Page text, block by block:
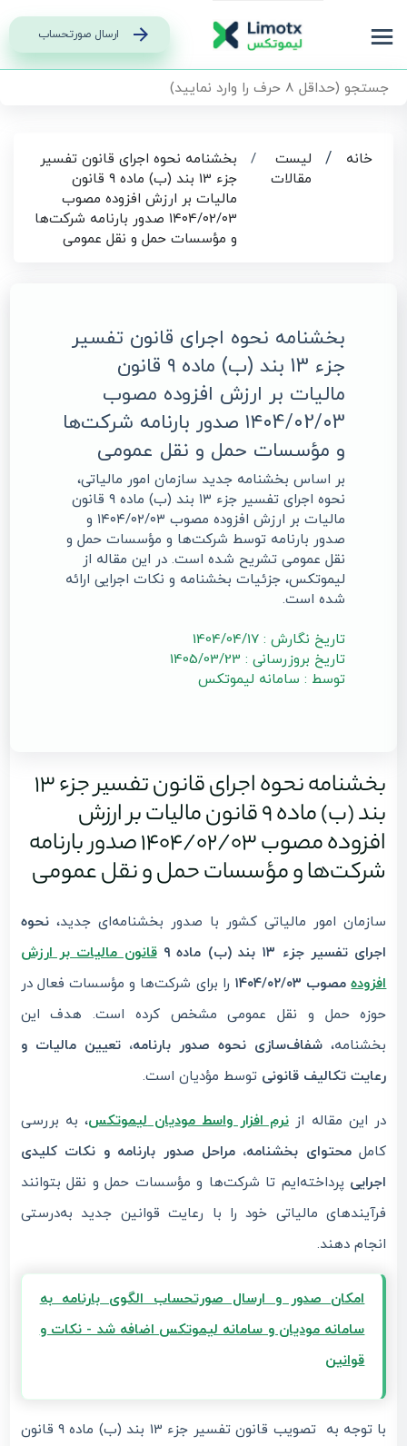
ارسال صورتحساب
خانه /
لیست
مقالات
/
بخشنامه نحوه اجرای قانون تفسیر
جزء 13 بند (ب) ماده ۹ قانون
مالیات بر ارزش افزوده مصوب
۱۴۰4/۰2/۰3 صدور بارنامه شرکت‌ها
و مؤسسات حمل و نقل عمومی
بخشنامه نحوه اجرای قانون تفسیر
جزء 13 بند (ب) ماده ۹ قانون
مالیات بر ارزش افزوده مصوب
۱۴۰4/۰2/۰3 صدور بارنامه شرکت‌ها
و مؤسسات حمل و نقل عمومی
بر اساس بخشنامه جدید سازمان امور مالیاتی،
نحوه اجرای تفسیر جزء ۱۳ بند (ب) ماده ۹ قانون
مالیات بر ارزش افزوده مصوب ۱۴۰۴/۰۲/۰۳ و
صدور بارنامه توسط شرکت‌ها و مؤسسات حمل و
نقل عمومی تشریح شده است. در این مقاله از
لیموتکس، جزئیات بخشنامه و نکات اجرایی ارائه
شده است.
تاریخ نگارش : 1404/04/17
تاریخ بروزرسانی : 1405/03/23
توسط : سامانه لیموتکس
بخشنامه نحوه اجرای قانون تفسیر جزء 13
بند (ب) ماده ۹ قانون مالیات بر ارزش
افزوده مصوب ۱۴۰4/۰2/۰3 صدور بارنامه
شرکت‌ها و مؤسسات حمل و نقل عمومی
سازمان امور مالیاتی کشور با صدور بخشنامه‌ای جدید،نحوه
اجرای تفسیر جزء ۱۳ بند (ب) ماده ۹
قانون مالیات بر ارزش
افزودهمصوب ۱۴۰۴/۰۲/۰۳
را برای شرکت‌ها و مؤسسات فعال در
حوزه حمل و نقل عمومی مشخص کرده است. هدف این
بخشنامه، شفاف‌سازی نحوه صدور بارنامه، تعیین مالیات و
رعایت تکالیف قانونی توسط مؤدیان است.
در این مقاله ازنرم افزار واسط مودیانلیموتکس، به بررسی
کاملمحتوای بخشنامه، مراحل صدور بارنامه و نکات کلیدی
اجرایی پرداخته‌ایم تا شرکت‌ها و مؤسسات حمل و نقل بتوانند
فرآیندهای مالیاتی خود را با رعایت قوانین جدید به‌درستی
انجام دهند.
امکان صدور و ارسال صورتحساب الگوی بارنامه به
سامانه مودیان و سامانه لیموتکس اضافه شد - نکات و
قوانین
با توجه به تصویب قانون تفسیر جزء 13 بند (ب) ماده ۹ قانون